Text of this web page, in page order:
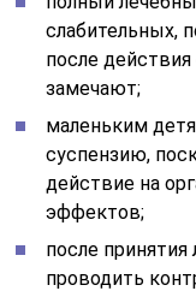
слабительных,
после
замечают;
маленьким
суспензию,
действие на
эффектов;
после
проводить